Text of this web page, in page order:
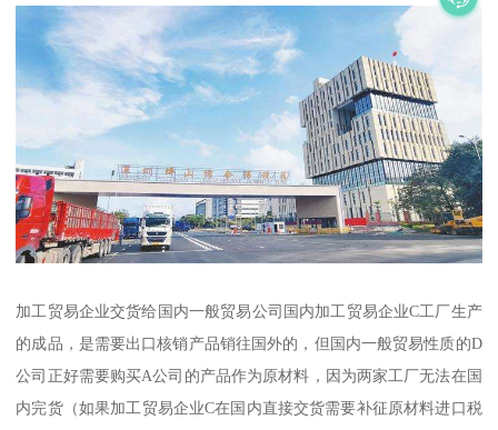
加工贸易企业交货给国内一般贸易公司 国内加工贸易企业C工厂生产
的成品，是需要出口核销产品销往国外的，但国内一般贸易性质的D
公司正好需要购买A公司的产品作为原材料，因为两家工厂无法在国
内完货（如果加工贸易企业C在国内直接交货需要补征原材料进口税